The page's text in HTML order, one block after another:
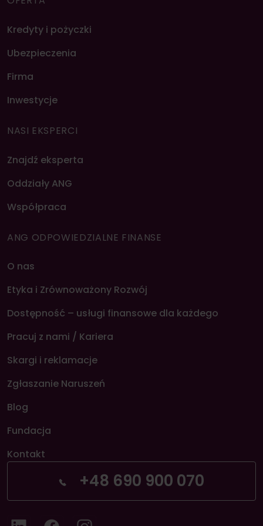
Kredyty i pożyczki
Ubezpieczenia
Firma
Inwestycje
NASI EKSPERCI
Znajdź eksperta
Oddziały ANG
Współpraca
ANG ODPOWIEDZIALNE FINANSE
O nas
Etyka i Zrównoważony Rozwój
Dostępność – usługi finansowe dla każdego
Pracuj z nami / Kariera
Skargi i reklamacje
Zgłaszanie Naruszeń
Blog
Fundacja
Kontakt
+48 690 900 070
LinkedIn FacebookInstagram